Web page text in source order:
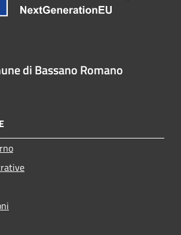
di Bassano Romano